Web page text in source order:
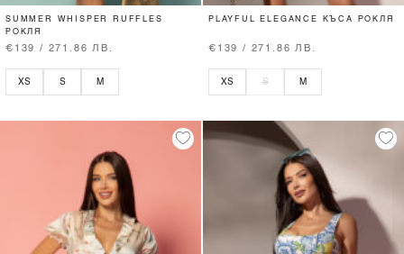
SUMMER WHISPER RUFFLES
РОКЛЯ
€139 / 271.86 ЛВ.
XS S M
PLAYFUL ELEGANCE КЪСА РОКЛЯ
€139 / 271.86 ЛВ.
XS S M